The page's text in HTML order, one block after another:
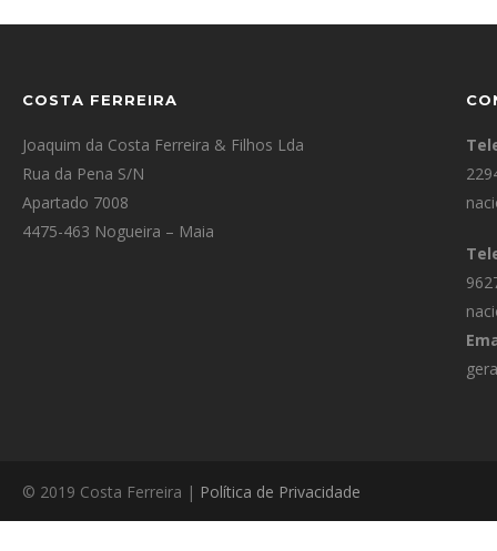
COSTA FERREIRA
Joaquim da Costa Ferreira & Filhos Lda
Rua da Pena S/N
Apartado 7008
4475-463 Nogueira – Maia
© 2019 Costa Ferreira | Política de Privacidade